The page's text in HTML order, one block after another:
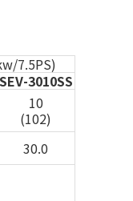
7.5PS)
SEV-3010SS
10
(102)
30.0